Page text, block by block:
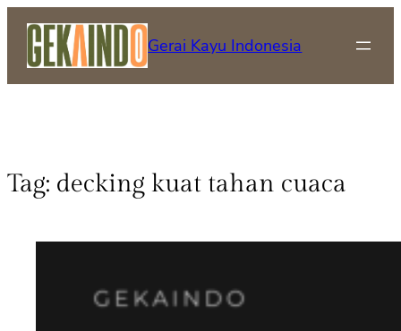
Gerai Kayu Indonesia
Tag: decking kuat tahan cuaca